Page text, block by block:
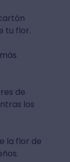
tu flor.
de
los
la flor de